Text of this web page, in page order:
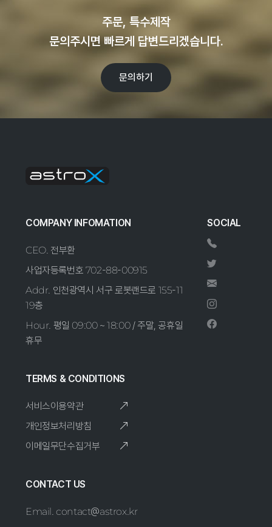
주문, 특수제작
문의주시면 빠르게 답변드리겠습니다.
문의하기
COMPANY INFOMATION
CEO. 전부환
사업자등록번호 702-88-00915
Addr. 인천광역시 서구 로봇랜드로 155-11
19층
Hour. 평일 09:00 ~ 18:00 / 주말, 공휴일
휴무
TERMS & CONDITIONS
서비스이용약관
개인정보처리방침
이메일무단수집거부
CONTACT US
Email. contact@astrox.kr
SOCIAL